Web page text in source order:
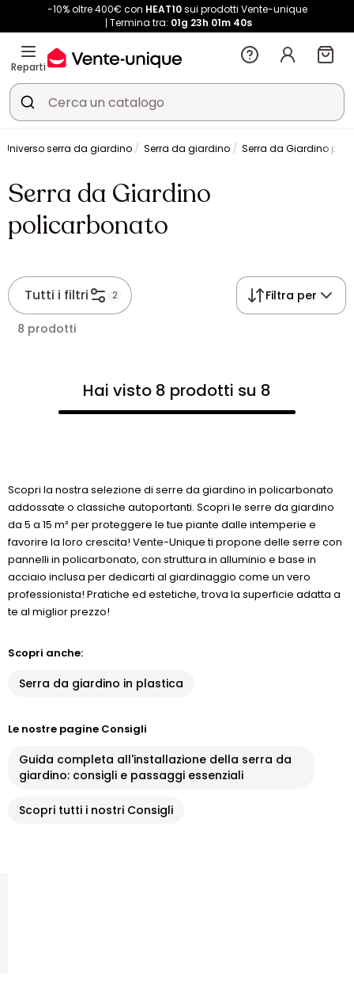
-10% oltre 400€ con HEAT10sui prodotti Vente-unique
Termina tra: 01g 23h 01m 40s
Reparti
Universo serra da giardino Serra da giardino Serra da Giardino
Serra da Giardino
policarbonato
Tutti i filtri 2 Filtra per
8 prodotti
Hai visto 8 prodotti su 8
Scopri la nostra selezione di serre da giardino in policarbonato
addossate o classiche autoportanti. Scopri le serre da giardino
da 5 a 15 m² per proteggere le tue piante dalle intemperie e
favorire la loro crescita! Vente-Unique ti propone delle serre con
pannelli in policarbonato, con struttura in alluminio e base in
acciaio inclusa per dedicarti al giardinaggio come un vero
professionista! Pratiche ed estetiche, trova la superficie adatta a
te al miglior prezzo!
Scopri anche:
Serra da giardino in plastica
Le nostre pagine Consigli
Guida completa all'installazione della serra da
giardino: consigli e passaggi essenziali
Scopri tutti i nostri Consigli